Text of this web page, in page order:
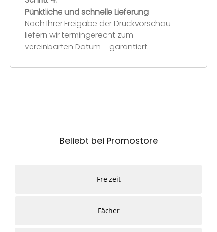
Pünktliche und schnelle Lieferung
Nach Ihrer Freigabe der Druckvorschau
liefern wir termingerecht zum
vereinbarten Datum – garantiert.
Beliebt bei Promostore
Freizeit
Fächer